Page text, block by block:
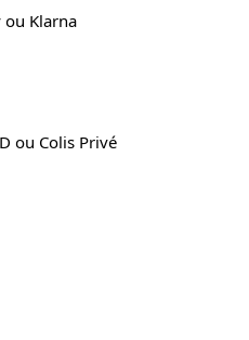
ou Klarna
ou Colis Privé